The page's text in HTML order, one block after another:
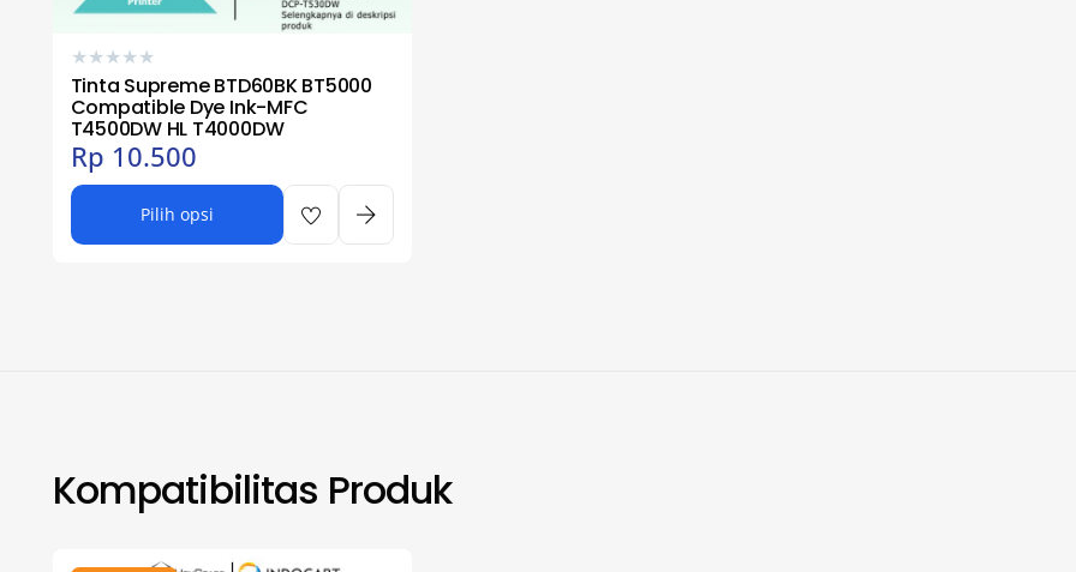
★★★★★
Tinta Supreme BTD60BK BT5000
Compatible Dye Ink-MFC
T4500DW HL T4000DW
Rp 10.500
Pilih opsi
Kompatibilitas Produk